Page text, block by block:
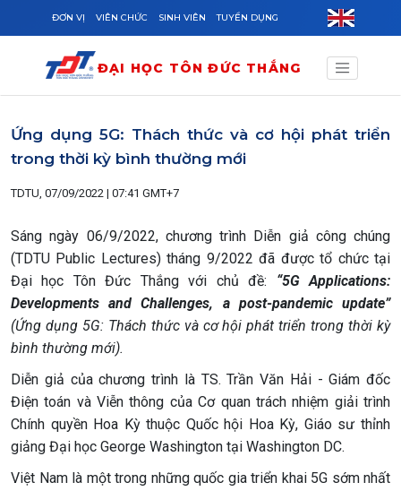
Skip to main content
ĐƠN VỊ VIÊN CHỨC SINH VIÊN TUYỂN DỤNG
ĐẠI HỌC TÔN ĐỨC THẮNG
Ứng dụng 5G: Thách thức và cơ hội phát triển
trong thời kỳ bình thường mới
TDTU, 07/09/2022 | 07:41 GMT+7
Sáng ngày 06/9/2022, chương trình Diễn giả công chúng
(TDTU Public Lectures) tháng 9/2022 đã được tổ chức tại
Đại học Tôn Đức Thắng với chủ đề: “5G Applications:
Developments and Challenges, a post-pandemic update”
(Ứng dụng 5G: Thách thức và cơ hội phát triển trong thời kỳ
bình thường mới).
Diễn giả của chương trình là TS. Trần Văn Hải - Giám đốc
Điện toán và Viễn thông của Cơ quan trách nhiệm giải trình
Chính quyền Hoa Kỳ thuộc Quốc hội Hoa Kỳ, Giáo sư thỉnh
giảng Đại học George Washington tại Washington DC.
Việt Nam là một trong những quốc gia triển khai 5G sớm nhất